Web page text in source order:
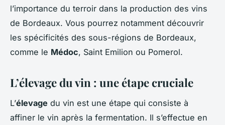
l’importance du terroir dans la production des vins
de Bordeaux. Vous pourrez notamment découvrir
les spécificités des sous-régions de Bordeaux,
comme le Médoc, Saint Emilion ou Pomerol.
L’élevage du vin : une étape cruciale
L’élevage du vin est une étape qui consiste à
affiner le vin après la fermentation. Il s’effectue en